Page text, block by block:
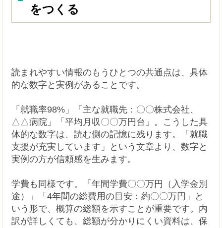
をつくる
読まれやすい情報のもうひとつの共通点は、具体
的な数字と実例があることです。
「就職率98%」「主な就職先：〇〇株式会社、
△△病院」「平均月収〇〇万円台」。こうした具
体的な数字は、読む側の記憶に残ります。「就職
支援が充実しています」という文章より、数字と
実例の方が信頼感を生みます。
学費も同様です。「年間学費〇〇万円（入学金別
途）」「4年間の総費用の目安：約〇〇万円」と
いう形で、概算の総額を示すことが重要です。内
訳が詳しくても、総額が分かりにくい資料は、保